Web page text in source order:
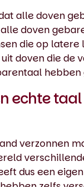
alle doven
doven
die op
doven die de
hebben
echte
verzonnen
dus een